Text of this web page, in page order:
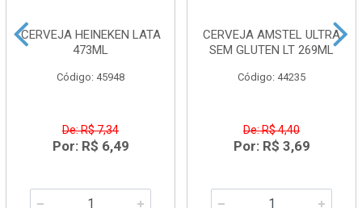
CERVEJA HEINEKEN LATA
473ML
Código: 45948
De: R$ 7,34
Por: R$ 6,49
CERVEJA AMSTEL ULTRA
SEM GLUTEN LT 269ML
Código: 44235
De: R$ 4,40
Por: R$ 3,69